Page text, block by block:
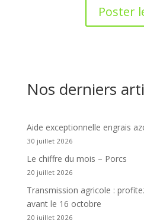
Nos derniers
Aide exceptionnelle engrais
30 juillet 2026
Le chiffre du mois – Porcs
20 juillet 2026
Transmission agricole :
avant le 16 octobre
20 juillet 2026